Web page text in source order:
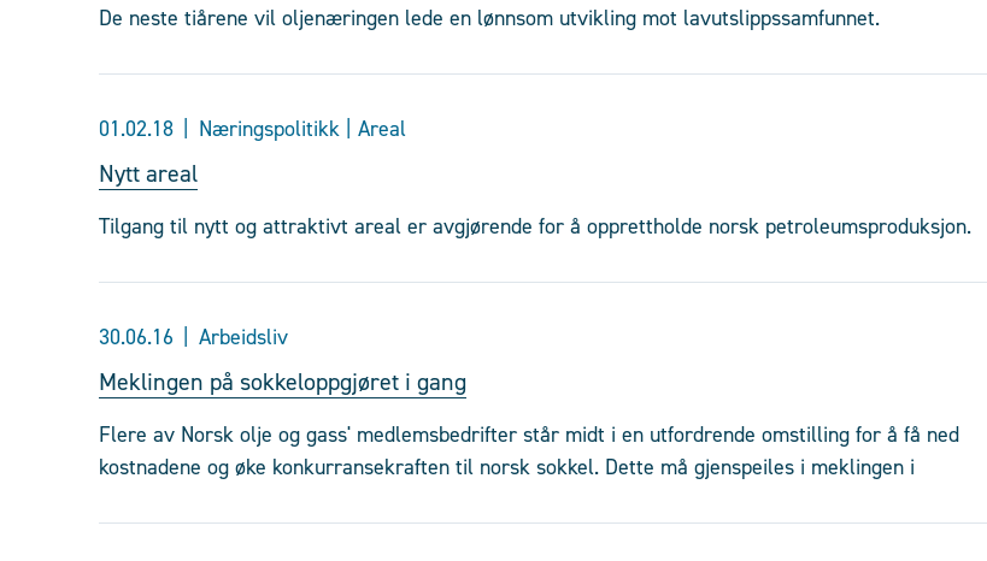
De neste tiårene vil oljenæringen lede en lønnsom utvikling mot lavutslippssamfunnet.
01.02.18 Næringspolitikk | Areal
Nytt areal
Tilgang til nytt og attraktivt areal er avgjørende for å opprettholde norsk petroleumsproduksjon.
30.06.16 Arbeidsliv
Meklingen på sokkeloppgjøret i gang
Flere av Norsk olje og gass' medlemsbedrifter står midt i en utfordrende omstilling for å få ned
kostnadene og øke konkurransekraften til norsk sokkel. Dette må gjenspeiles i meklingen i